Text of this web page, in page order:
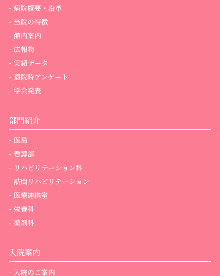
病院概要・沿革
当院の特徴
館内案内
広報物
実績データ
退院時アンケート
学会発表
部門紹介
医局
看護部
リハビリテーション科
訪問リハビリテーション
医療連携室
栄養科
薬剤科
入院案内
入院のご案内